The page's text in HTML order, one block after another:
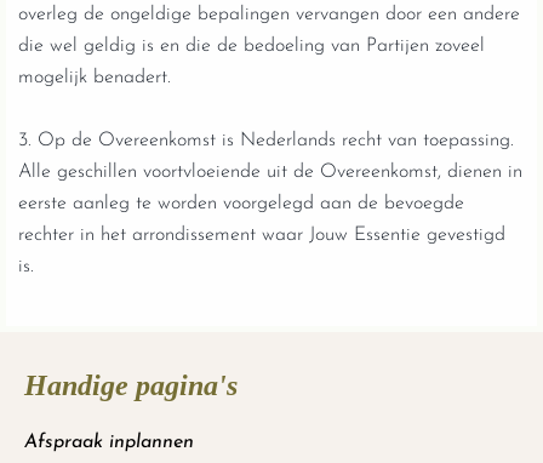
overleg de ongeldige bepalingen vervangen door een andere
die wel geldig is en die de bedoeling van Partijen zoveel
mogelijk benadert.
3. Op de Overeenkomst is Nederlands recht van toepassing.
Alle geschillen voortvloeiende uit de Overeenkomst, dienen in
eerste aanleg te worden voorgelegd aan de bevoegde
rechter in het arrondissement waar Jouw Essentie gevestigd
is.
Handige pagina's
Afspraak inplannen